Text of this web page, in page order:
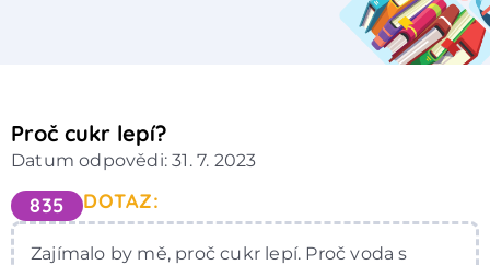
Proč cukr lepí?
Datum odpovědi: 31. 7. 2023
835 DOTAZ:
Zajímalo by mě, proč cukr lepí. Proč voda s